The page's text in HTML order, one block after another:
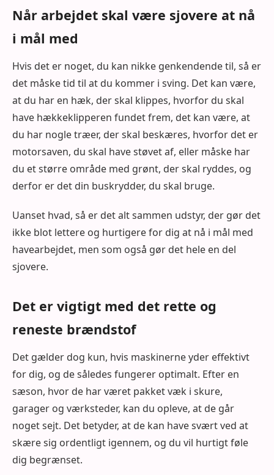
Når arbejdet skal være sjovere at nå
i mål med
Hvis det er noget, du kan nikke genkendende til, så er
det måske tid til at du kommer i sving. Det kan være,
at du har en hæk, der skal klippes, hvorfor du skal
have hækkeklipperen fundet frem, det kan være, at
du har nogle træer, der skal beskæres, hvorfor det er
motorsaven, du skal have støvet af, eller måske har
du et større område med grønt, der skal ryddes, og
derfor er det din buskrydder, du skal bruge.
Uanset hvad, så er det alt sammen udstyr, der gør det
ikke blot lettere og hurtigere for dig at nå i mål med
havearbejdet, men som også gør det hele en del
sjovere.
Det er vigtigt med det rette og
reneste brændstof
Det gælder dog kun, hvis maskinerne yder effektivt
for dig, og de således fungerer optimalt. Efter en
sæson, hvor de har været pakket væk i skure,
garager og værksteder, kan du opleve, at de går
noget sejt. Det betyder, at de kan have svært ved at
skære sig ordentligt igennem, og du vil hurtigt føle
dig begrænset.